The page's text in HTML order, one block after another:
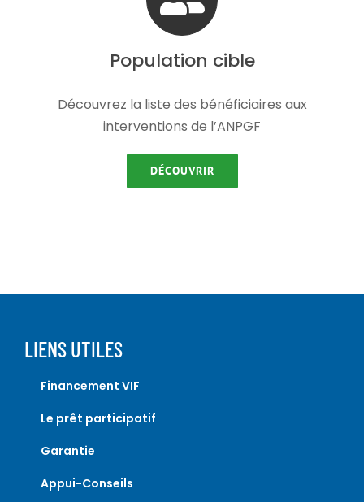
Population cible
Découvrez la liste des bénéficiaires aux
interventions de l’ANPGF
DÉCOUVRIR
LIENS UTILES
Financement VIF
Le prêt participatif
Garantie
Appui-Conseils